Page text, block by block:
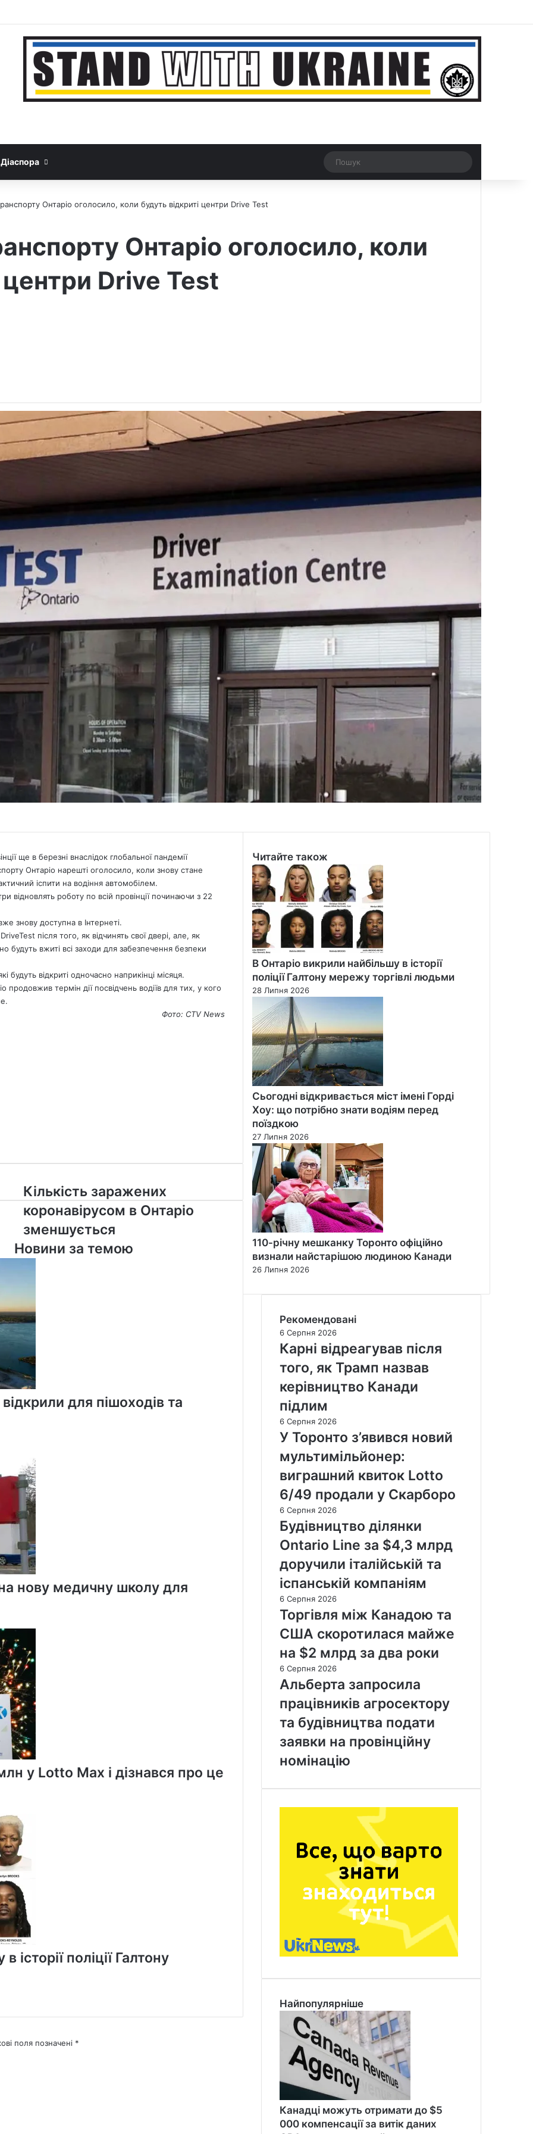
Google News
Threads
Діаспора Рандомна новина
Switch skin
Онтаріо оголосило, коли будуть відкриті центри Drive Test
Онтаріо оголосило, коли
центри Drive Test
ще в березні внаслідок глобальної пандемії
Онтаріо нарешті оголосило, коли знову стане
іспити на водіння автомобілем.
відновлять роботу по всій провінції починаючи з 22
знову доступна в Інтернеті.
після того, як відчинять свої двері, але, як
будуть вжиті всі заходи для забезпечення безпеки
будуть відкриті одночасно наприкінці місяця.
продовжив термін дії посвідчень водіїв для тих, у кого
Фото: CTVNews
Кількість
заражених
коронавірусом
в
Онтаріо
зменшується
Кількість заражених
коронавірусом в Онтаріо
зменшується
Новини за темою
для пішоходів та
нову медичну школу для
у Lotto Max і дізнався про це
історії поліції Галтону
поля позначені *
Читайте також
Close
В Онтаріо викрили найбільшу в історії
поліції Галтону мережу торгівлі людьми
28 Липня 2026
Сьогодні відкривається міст імені Горді
Хоу: що потрібно знати водіям перед
поїздкою
27 Липня 2026
110-річну мешканку Торонто офіційно
визнали найстарішою людиною Канади
26 Липня 2026
Рекомендовані
6 Серпня 2026
Карні відреагував після
того, як Трамп назвав
керівництво Канади
підлим
6 Серпня 2026
У Торонто з’явився новий
мультимільйонер:
виграшний квиток Lotto
6/49 продали у Скарборо
6 Серпня 2026
Будівництво ділянки
Ontario Line за $4,3 млрд
доручили італійській та
іспанській компаніям
6 Серпня 2026
Торгівля між Канадою та
США скоротилася майже
на $2 млрд за два роки
6 Серпня 2026
Альберта запросила
працівників агросектору
та будівництва подати
заявки на провінційну
номінацію
Найпопулярніше
Канадці можуть отримати до $5
000 компенсації за витік даних